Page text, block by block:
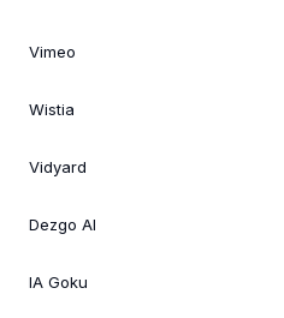
Vimeo
Wistia
Vidyard
Dezgo AI
IA Goku